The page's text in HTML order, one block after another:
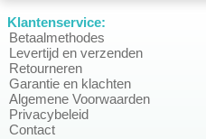
Klantenservice:
Betaalmethodes
Levertijd en verzenden
Retourneren
Garantie en klachten
Algemene Voorwaarden
Privacybeleid
Contact